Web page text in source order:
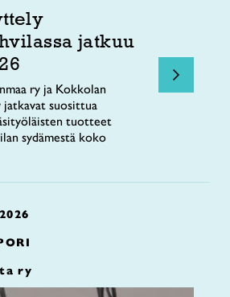
jatkuu
ry ja Kokkolan
jatkavat suosittua
tuotteet
sydämestä koko
ry